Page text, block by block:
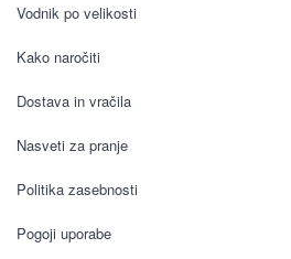
Vodnik po velikosti
Kako naročiti
Dostava in vračila
Nasveti za pranje
Politika zasebnosti
Pogoji uporabe